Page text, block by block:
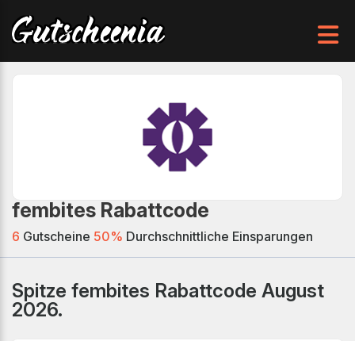
fembites Rabattcode
6 Gutscheine 50% Durchschnittliche Einsparungen
Spitze fembites Rabattcode August
2026.